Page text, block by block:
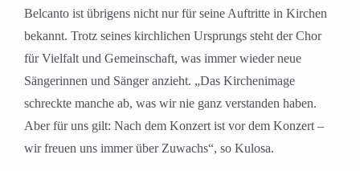
Belcanto ist übrigens nicht nur für seine Auftritte in Kirchen
bekannt. Trotz seines kirchlichen Ursprungs steht der Chor
für Vielfalt und Gemeinschaft, was immer wieder neue
Sängerinnen und Sänger anzieht. „Das Kirchenimage
schreckte manche ab, was wir nie ganz verstanden haben.
Aber für uns gilt: Nach dem Konzert ist vor dem Konzert –
wir freuen uns immer über Zuwachs“, so Kulosa.